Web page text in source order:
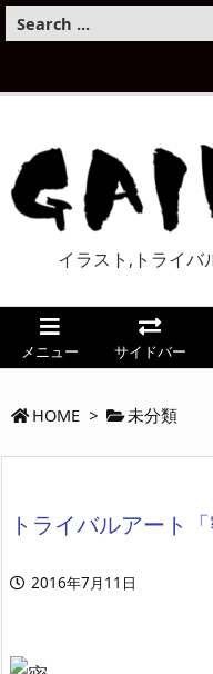
イラスト,トライバ
メニュー サイドバー
HOME > 未分類
トライバルアート
2016年7月11日